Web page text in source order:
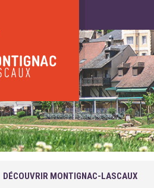
DÉCOUVRIR MONTIGNAC-LASCAUX